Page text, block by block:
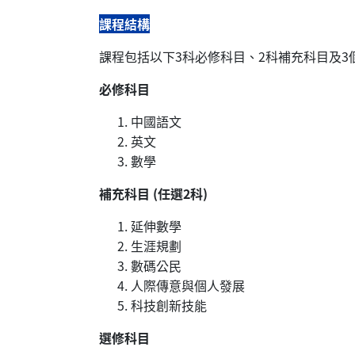
課程結構
課程包括以下3科必修科目、2科補充科目及3
必修科目
中國語文
英文
數學
補充科目 (任選2科)
延伸數學
生涯規劃
數碼公民
人際傳意與個人發展
科技創新技能
選修科目